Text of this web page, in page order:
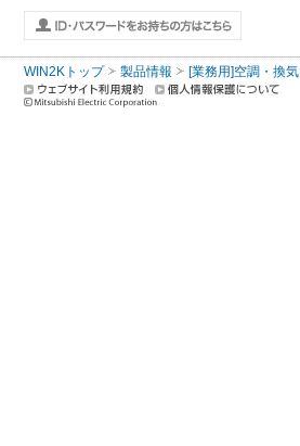
WIN2Kトップ 製品情報 [業務用]空調・換気